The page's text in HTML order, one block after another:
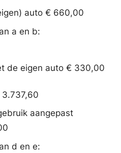
auto € 660,00
a en b:
de eigen auto € 330,00
aangepast
d en e: